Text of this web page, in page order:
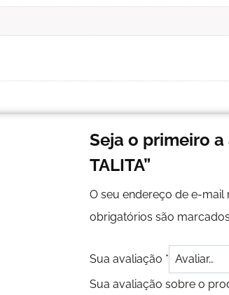
Seja o primeiro a
TALITA”
O seu endereço de e-mail
obrigatórios são
Sua avaliação *
Sua avaliação sobre o